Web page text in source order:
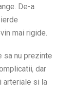
De-a
mai rigide.
sa nu prezinte
dar
arteriale si la